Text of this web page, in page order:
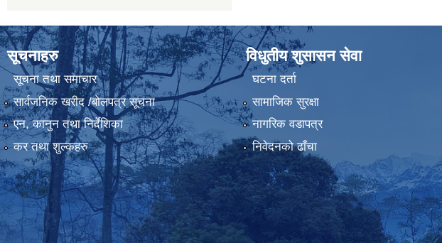
सूचनाहरु
सूचना तथा समाचार
सार्वजनिक खरीद /बोलपत्र सूचना
एन, कानुन तथा निर्देशिका
कर तथा शुल्कहरु
विधुतीय शुसासन सेवा
घटना दर्ता
सामाजिक सुरक्षा
नागरिक वडापत्र
निवेदनको ढाँचा